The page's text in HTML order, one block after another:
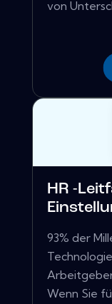
von
HR -
93% der
Wenn Sie